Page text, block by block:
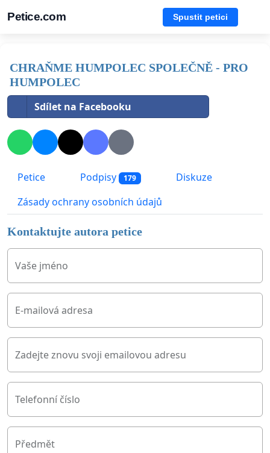
Petice.com Spustit petici
CHRAŇME HUMPOLEC SPOLEČNĚ - PRO
HUMPOLEC
Sdílet na Facebooku
Petice Podpisy 179
Diskuze
Zásady ochrany osobních údajů
Kontaktujte autora petice
Vaše jméno
E-mailová adresa
Zadejte znovu svoji emailovou adresu
Telefonní číslo
Předmět